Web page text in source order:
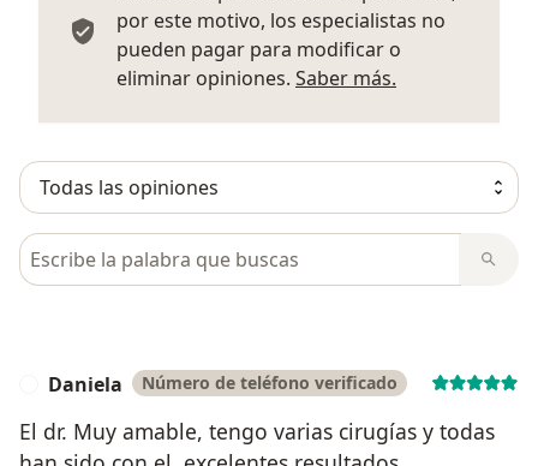
por este motivo, los especialistas no
pueden pagar para modificar o
eliminar opiniones. Saber más.
Busca en opiniones
Daniela Número de teléfono verificado
El dr. Muy amable, tengo varias cirugías y todas